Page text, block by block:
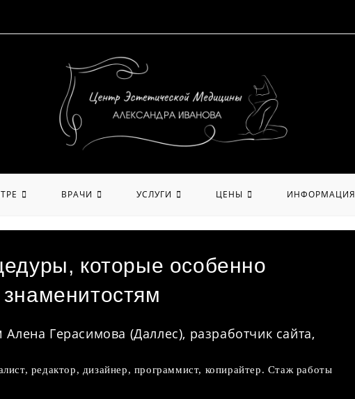
ВРАЧИ УСЛУГИ ЦЕНЫ ИНФОРМАЦИЯ
которые особенно
Алена Герасимова (Даллес), разработчик сайта,
редактор, дизайнер, программист, копирайтер. Стаж работы